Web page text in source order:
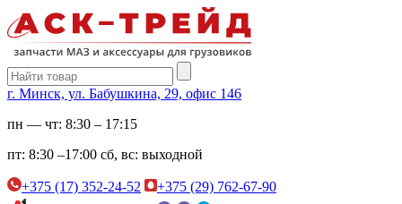
г. Минск, ул. Бабушкина, 29, офис 146
пн — чт: 8:30 – 17:15
пт: 8:30 –17:00 сб, вс: выходной
+375 (17) 352-24-52
+375 (29) 762-67-90